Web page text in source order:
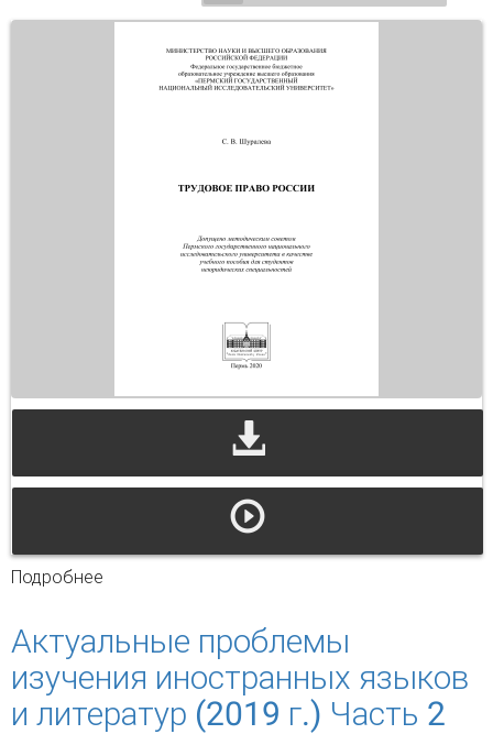
Подробнее
Актуальные проблемы
изучения иностранных языков
и литератур (2019 г.) Часть 2